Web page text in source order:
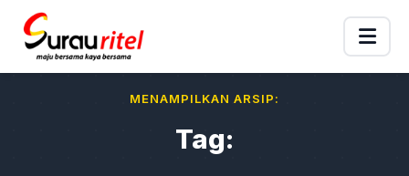
MENAMPILKAN ARSIP:
Tag: